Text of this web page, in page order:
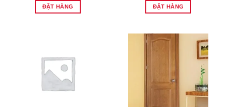
ĐẶT HÀNG ĐẶT HÀNG